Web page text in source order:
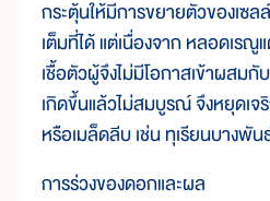
กระตุ้นให้มีการขยายตัวของเซล
เต็มที่ได้ แต่เนื่องจาก หลอดเร
เชื้อตัวผู้จึงไม่มีโอกาสเข้าผสม
เกิดขึ้นแล้วไม่สมบูรณ์ จึงหยุดเ
หรือเมล็ดลีบ เช่น ทุเรียนบางพั
การร่วงของดอกและผล